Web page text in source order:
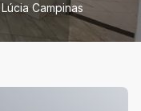
Campinas